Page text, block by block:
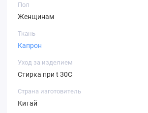
Пол
Женщинам
Ткань
Капрон
Уход за изделием
Стирка при t 30С
Страна изготовитель
Китай